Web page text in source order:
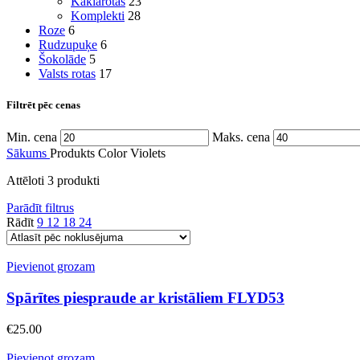
Komplekti 28
Roze 6
Rudzupuķe 6
Šokolāde 5
Valsts rotas 17
Filtrēt pēc cenas
Min. cena Maks. cena
Sākums Produkts ColorViolets
Attēloti 3 produkti
Parādīt filtrus
Rādīt 9 12 18 24
Pievienot grozam
Spārītes piespraude ar kristāliem FLYD53
€25.00